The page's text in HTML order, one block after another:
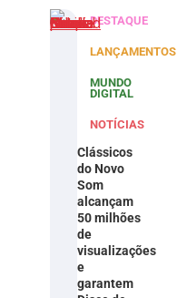
DESTAQUE
LANÇAMENTOS
MUNDO
DIGITAL
NOTÍCIAS
Clássicos
do Novo
Som
alcançam
50 milhões
de
visualizações
e
garantem